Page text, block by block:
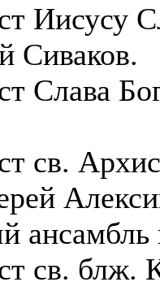
Иисусу
Сиваков.
Слава
св.
св. блж.